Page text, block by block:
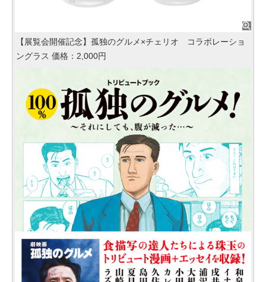
【展覧会開催記念】孤独のグルメ×チェリオ コラボレーショ
ングラス 価格：2,000円